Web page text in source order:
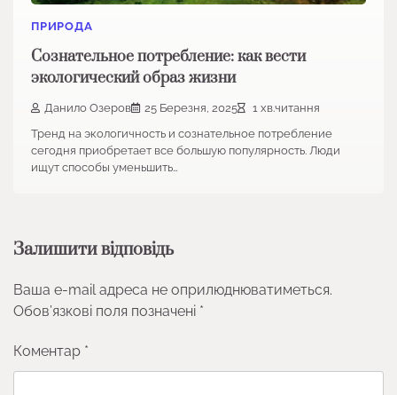
ПРИРОДА
Сознательное потребление: как вести
экологический образ жизни
Данило Озеров 25 Березня, 2025
1 хв.читання
Тренд на экологичность и сознательное потребление
сегодня приобретает все большую популярность. Люди
ищут способы уменьшить…
Залишити відповідь
Ваша e-mail адреса не оприлюднюватиметься.
Обов’язкові поля позначені *
Коментар *